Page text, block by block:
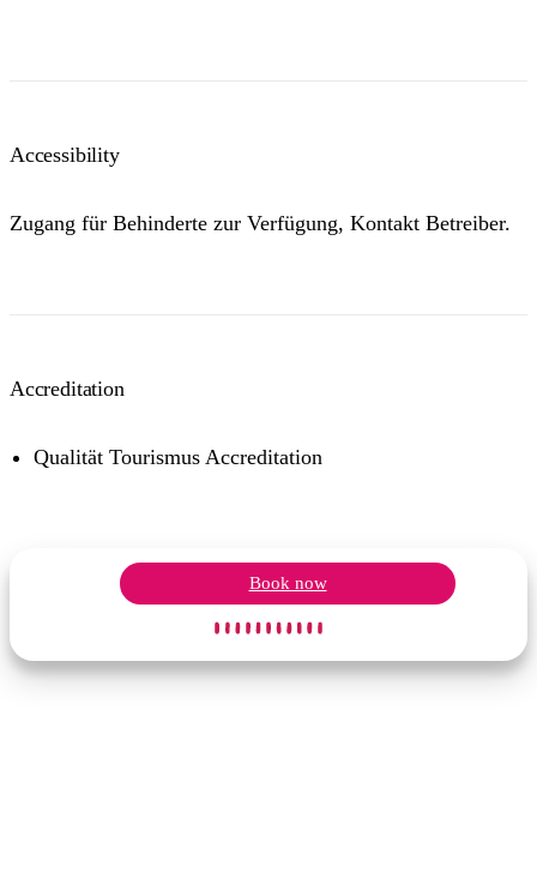
Accessibility
Zugang für Behinderte zur Verfügung, Kontakt Betreiber.
Accreditation
Qualität Tourismus Accreditation
Book now